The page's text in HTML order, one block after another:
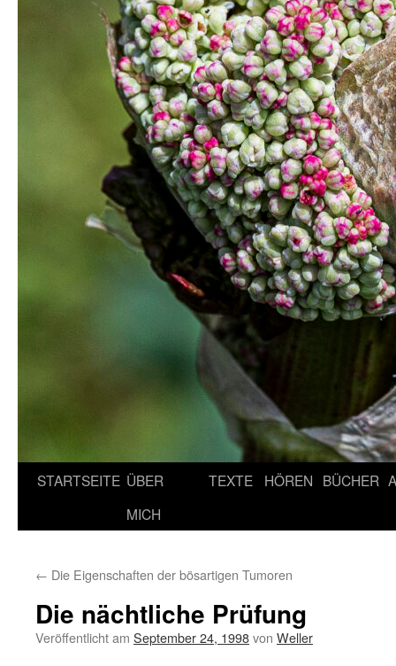
STARTSEITE ÜBER
MICH
TEXTE HÖREN BÜCHER
← Die Eigenschaften der bösartigen Tumoren
Die nächtliche Prüfung
Veröffentlicht am September 24, 1998von Weller